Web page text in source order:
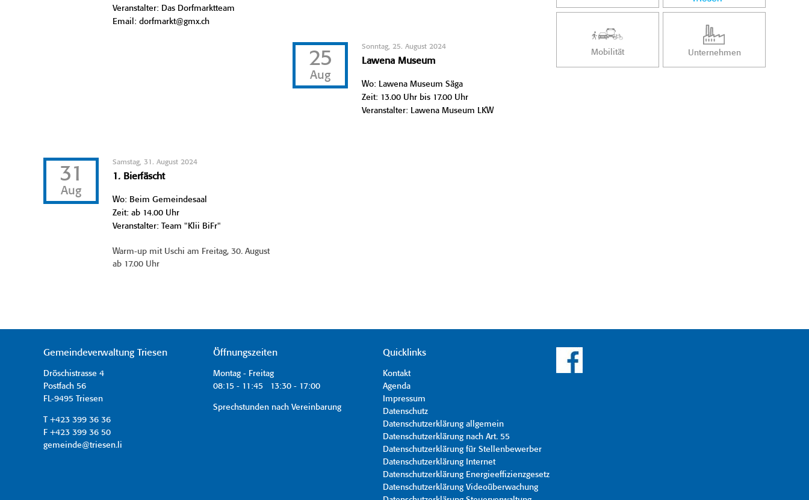
Veranstalter: Das Dorfmarktteam
Email: dorfmarkt@gmx.ch
25
Aug
Sonntag, 25. August 2024
Lawena Museum
Wo: Lawena Museum Säga
Zeit: 13.00 Uhr bis 17.00 Uhr
Veranstalter: Lawena Museum LKW
31
Aug
Samstag, 31. August 2024
1. Bierfäscht
Wo: Beim Gemeindesaal
Zeit: ab 14.00 Uhr
Veranstalter: Team "Klii BiFr"
Warm-up mit Uschi am Freitag, 30. August
ab 17.00 Uhr
Mobilität Unternehmen
Gemeindeverwaltung Triesen
Dröschistrasse 4
Postfach 56
FL-9495 Triesen
T +423 399 36 36
F +423 399 36 50
gemeinde@triesen.li
Öffnungszeiten
Montag - Freitag
08:15 - 11:45 13:30 - 17:00
Sprechstunden nach Vereinbarung
Quicklinks
Kontakt
Agenda
Impressum
Datenschutz
Datenschutzerklärung allgemein
Datenschutzerklärung nach Art. 55
Datenschutzerklärung für Stellenbewerber
Datenschutzerklärung Internet
Datenschutzerklärung Energieeffizienzgesetz
Datenschutzerklärung Videoüberwachung